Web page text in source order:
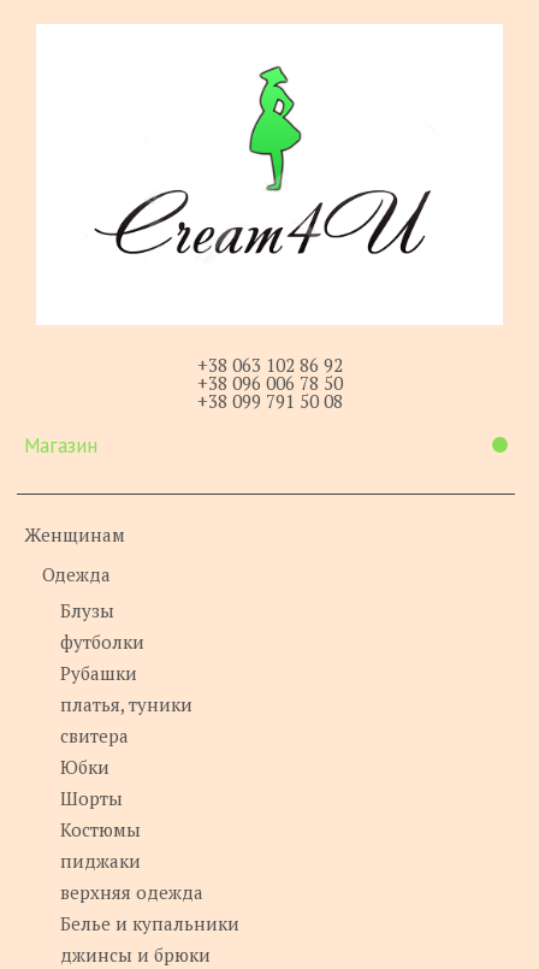
+38 063 102 86 92
+38 096 006 78 50
+38 099 791 50 08
Магазин
Женщинам
Одежда
Блузы
футболки
Рубашки
платья, туники
свитера
Юбки
Шорты
Костюмы
пиджаки
верхняя одежда
Белье и купальники
джинсы и брюки